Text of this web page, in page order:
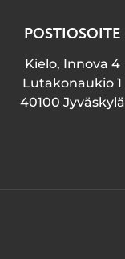
POSTIOSOITE
Kielo, Innova 4
Lutakonaukio 1
40100 Jyväskylä